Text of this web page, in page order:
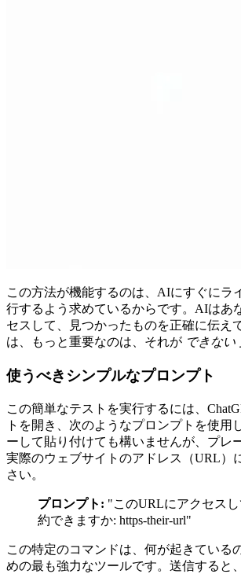
この方法が機能するのは、AIにすぐにラ
行するよう求めているからです。AIはあ
セスして、見つかったものを正確に伝え
は、もっと重要なのは、それが できない
使うべきシンプルなプロンプト
この簡単なテストを実行するには、
トを開き、次のようなプロンプトを使用
ーして貼り付けても構いませんが、プレ
実際のウェブサイトのアドレス（URL）
さい。
プロンプト: "このURLにアクセス
約できますか: https-their-url"
この特定のコマンドは、何が起きている
めの最も強力なツールです。送信すると